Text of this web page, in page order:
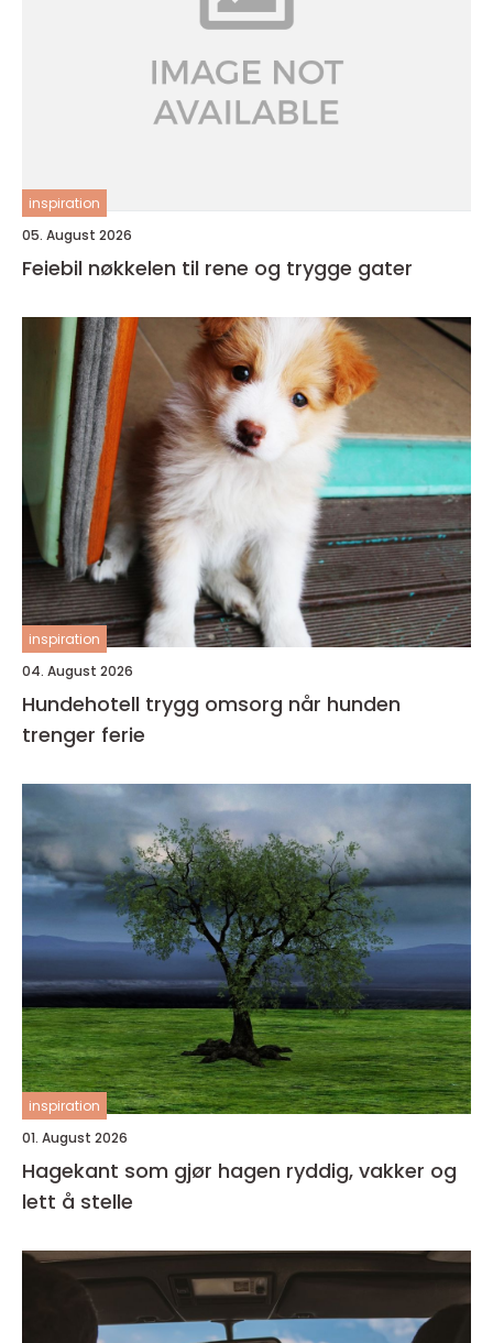
inspiration
05. August 2026
Feiebil nøkkelen til rene og trygge gater
inspiration
04. August 2026
Hundehotell trygg omsorg når hunden
trenger ferie
inspiration
01. August 2026
Hagekant som gjør hagen ryddig, vakker og
lett å stelle